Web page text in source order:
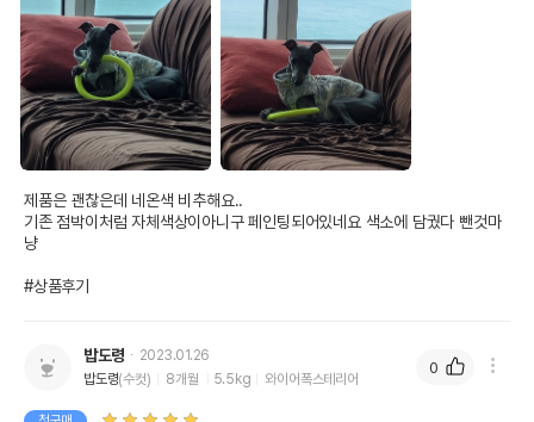
제품은 괜찮은데 네온색 비추해요..
기존 점박이처럼 자체색상이아니구 페인팅되어있네요 색소에 담궜다 뺀것마
냥
#상품후기
밥도령
2023.01.26
밥도령(수컷) 8개월 5.5kg 와이어폭스테리어
0